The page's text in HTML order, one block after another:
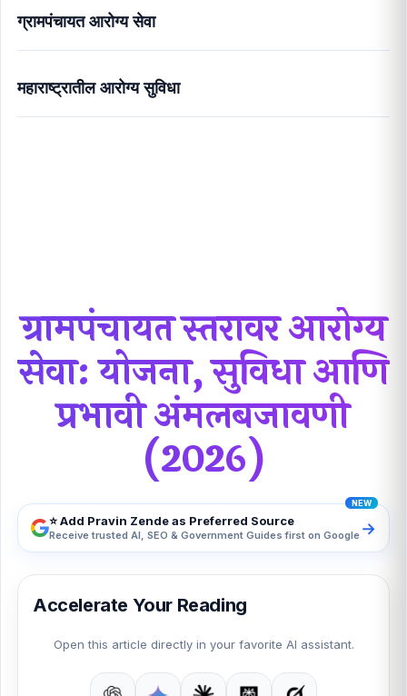
ग्रामपंचायत आरोग्य सेवा
महाराष्ट्रातील आरोग्य सुविधा
ग्रामपंचायत स्तरावर आरोग्य
सेवा: योजना, सुविधा आणि
प्रभावी अंमलबजावणी
(2026)
⭐ Add Pravin Zende as Preferred Source
Receive trusted AI, SEO & Government Guides first on Google →
Accelerate Your Reading
Open this article directly in your favorite AI assistant.